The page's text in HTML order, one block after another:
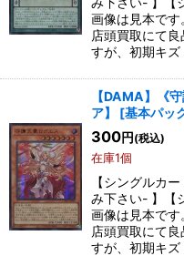
画像は見本で
店頭買取にて
すが、初期キ
【DAMA】《
ア】
[基本パッ
300円 (税込)
在庫1個
【シングルカ
み下さい- 】【
画像は見本で
店頭買取にて
すが、初期キ